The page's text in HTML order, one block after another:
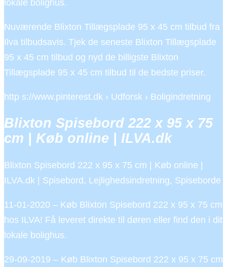
lokale bolighus.
Nuværende Blixton Tillægsplade 95 x 45 cm tilbud fra
Ilva tilbudsavis. Tjek de seneste Blixton Tillægsplade
95 x 45 cm tilbud og nyd de billigste Blixton
Tillægsplade 95 x 45 cm tilbud til de bedste priser.
http s://www.pinterest.dk › Udforsk › Boligindretning
Blixton Spisebord 222 x 95 x 75
cm | Køb online | ILVA.dk
Blixton Spisebord 222 x 95 x 75 cm | Køb online |
ILVA.dk | Spisebord, Lejlighedsindretning, Spiseborde
11-01-2020 – Køb Blixton Spisebord 222 x 95 x 75 cm
hos ILVA! Få leveret direkte til døren eller find den i dit
lokale bolighus.
29-09-2019 – Køb Blixton Spisebord 222 x 95 x 75 cm